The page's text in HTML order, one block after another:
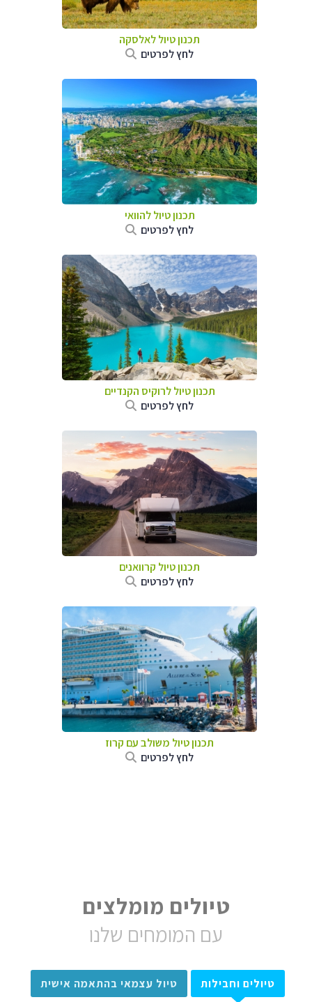
תכנון טיול לאלסקה
לחץ לפרטים
תכנון טיול להוואי
לחץ לפרטים
תכנון טיול לרוקיס הקנדיים
לחץ לפרטים
תכנון טיול קרוואנים
לחץ לפרטים
תכנון טיול משולב עם קרוז
לחץ לפרטים
טיולים מומלצים
עם המומחים שלנו
טיולים וחבילות טיול עצמאי בהתאמה אישית